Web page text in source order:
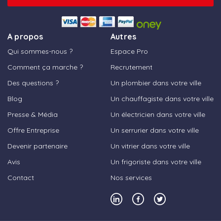
A propos
Qui sommes-nous ?
Comment ça marche ?
Des questions ?
Blog
Presse & Média
Offre Entreprise
Devenir partenaire
Avis
Contact
Autres
Espace Pro
Recrutement
Un plombier dans votre ville
Un chauffagiste dans votre ville
Un électricien dans votre ville
Un serrurier dans votre ville
Un vitrier dans votre ville
Un frigoriste dans votre ville
Nos services